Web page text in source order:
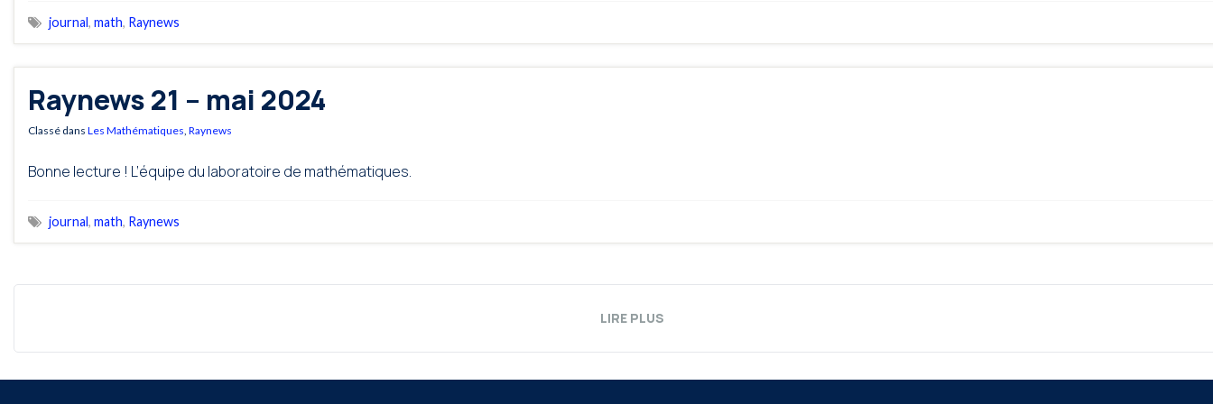
journal, math, Raynews
Raynews 21 – mai 2024
Classé dans Les Mathématiques Raynews
Bonne lecture ! L’équipe du laboratoire de mathématiques.
journal, math, Raynews
LIRE PLUS